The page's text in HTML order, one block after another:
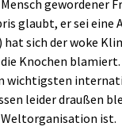
gewordener
glaubt, er sei
hat sich der woke
Knochen
wichtigsten
leider draußen
ist.